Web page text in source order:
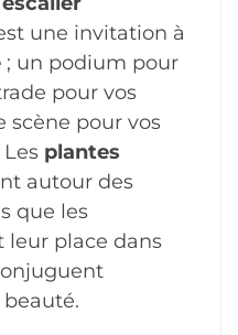
une invitation à
; un podium pour
pour vos
scène pour vos
Les plantes
autour des
que les
leur place dans